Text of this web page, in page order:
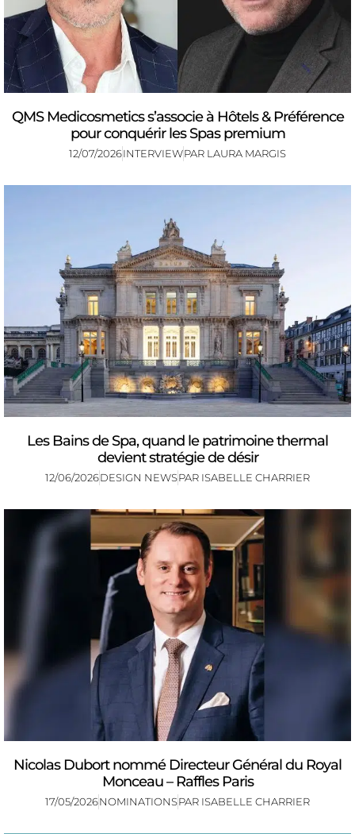
QMS Medicosmetics s’associe à Hôtels & Préférence
pour conquérir les Spas premium
12/07/2026INTERVIEWPAR LAURA MARGIS
Les Bains de Spa, quand le patrimoine thermal
devient stratégie de désir
12/06/2026DESIGN NEWSPAR ISABELLE CHARRIER
Nicolas Dubort nommé Directeur Général du Royal
Monceau – Raffles Paris
17/05/2026NOMINATIONSPAR ISABELLE CHARRIER